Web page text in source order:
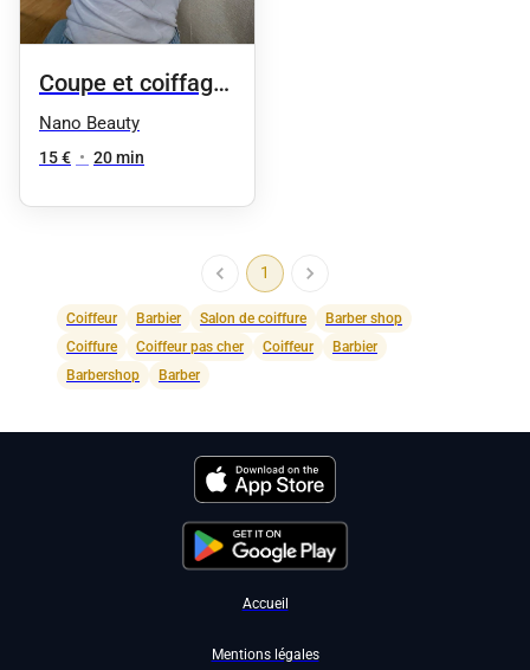
Coupe et coiffage
filles (0/8ans)
Nano Beauty
15 € • 20 min
1
Coiffeur Barbier Salon de coiffure
Barber shop
Coiffure
Coiffeur pas cher Coiffeur
Barbier
Barbershop
Barber
Accueil
Mentions légales